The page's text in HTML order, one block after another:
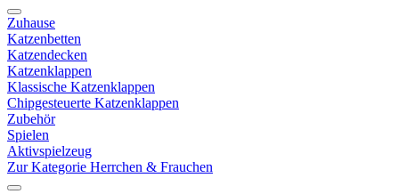
Zuhause
Katzenbetten
Katzendecken
Katzenklappen
Klassische Katzenklappen
Chipgesteuerte Katzenklappen
Zubehör
Spielen
Aktivspielzeug
Zur Kategorie Herrchen & Frauchen